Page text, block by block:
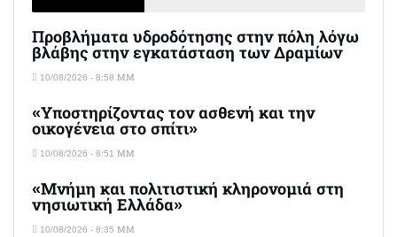
Προβλήματα υδροδότησης στην πόλη λόγω
βλάβης στην εγκατάσταση των Δραμίων
10/08/2026 - 8:58 ΜΜ
«Υποστηρίζοντας τον ασθενή και την
οικογένεια στο σπίτι»
10/08/2026 - 8:51 ΜΜ
«Μνήμη και πολιτιστική κληρονομιά στη
νησιωτική Ελλάδα»
10/08/2026 - 8:35 ΜΜ